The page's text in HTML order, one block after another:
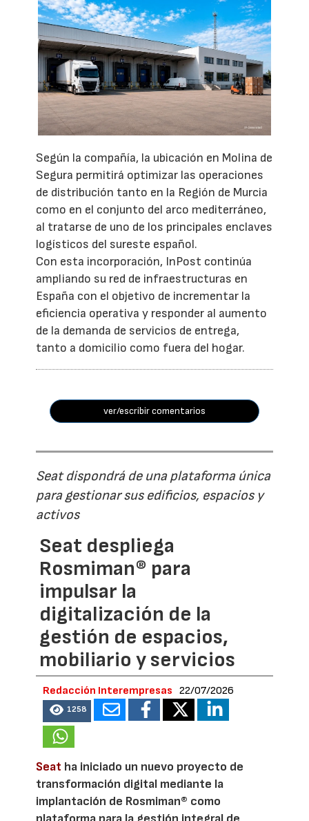
Según la compañía, la ubicación en Molina de
Segura permitirá optimizar las operaciones
de distribución tanto en la Región de Murcia
como en el conjunto del arco mediterráneo,
al tratarse de uno de los principales enclaves
logísticos del sureste español.
Con esta incorporación, InPost continúa
ampliando su red de infraestructuras en
España con el objetivo de incrementar la
eficiencia operativa y responder al aumento
de la demanda de servicios de entrega,
tanto a domicilio como fuera del hogar.
ver/escribir comentarios
Seat dispondrá de una plataforma única
para gestionar sus edificios, espacios y
activos
Seat despliega
Rosmiman® para
impulsar la
digitalización de la
gestión de espacios,
mobiliario y servicios
Redacción Interempresas 22/07/2026
1258
Seat ha iniciado un nuevo proyecto de
transformación digital mediante la
implantación de Rosmiman® como